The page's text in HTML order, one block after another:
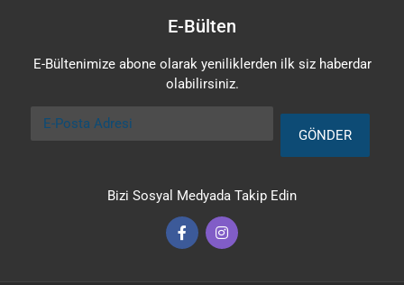
E-Bülten
E-Bültenimize abone olarak yeniliklerden ilk siz haberdar
olabilirsiniz.
E-Posta Adresi
GÖNDER
Bizi Sosyal Medyada Takip Edin